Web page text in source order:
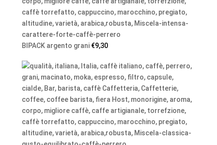
BIPACK argento grani €9,30